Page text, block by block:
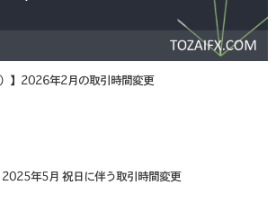
）】2026年2月の取引時間変更
2025年5月 祝日に伴う取引時間変更